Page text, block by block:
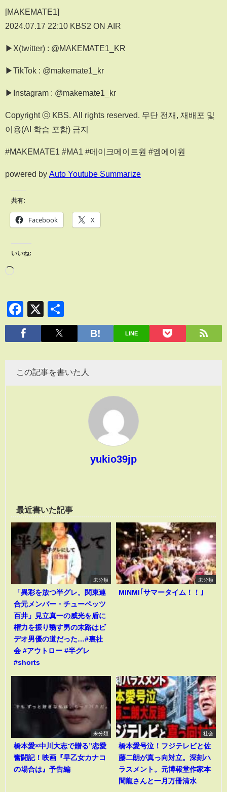
[MAKEMATE1]
2024.07.17 22:10 KBS2 ON AIR
▶X(twitter) : @MAKEMATE1_KR
▶TikTok : @makemate1_kr
▶Instagram : @makemate1_kr
Copyright ⓒ KBS. All rights reserved. 무단 전재, 재배포 및
이용(AI 학습 포함) 금지
#MAKEMATE1 #MA1 #메이크메이트원 #엠에이원
powered by Auto Youtube Summarize
共有:
Facebook X
いいね:
Facebook
X
有
LINE
この記事を書いた人
yukio39jp
最近書いた記事
未分類
「異彩を放つ半グレ。関東連
合元メンバー・チューペッツ
百井」見立真一の威光を盾に
権力を振り翳す男の末路はビ
デオ男優の道だった…#裏社
会 #アウトロー #半グレ
#shorts
未分類
MINMI｢サマータイム！！｣
未分類
橋本愛×中川大志で贈る”恋愛
奮闘記！映画『早乙女カナコ
の場合は』予告編
社会
橋本愛号泣！フジテレビと佐
藤二朗が真っ向対立。深刻ハ
ラスメント。元博報堂作家本
間龍さんと一月万冊清水